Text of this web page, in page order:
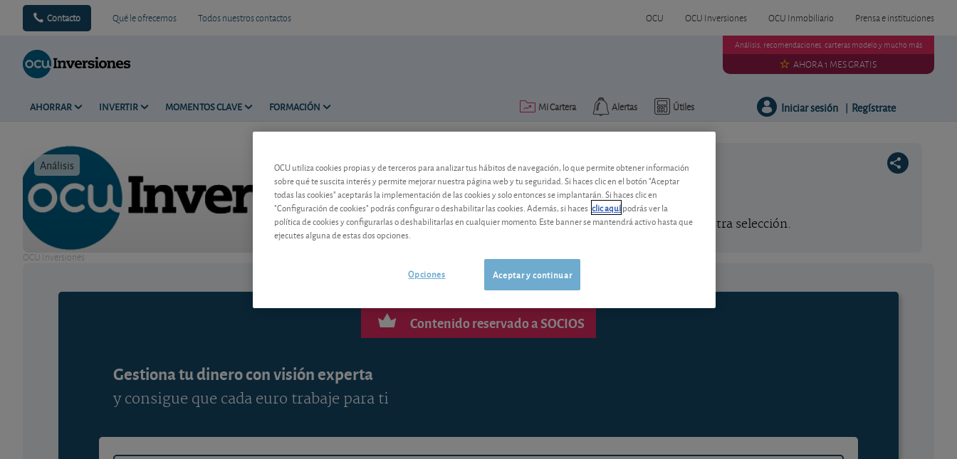
Contacto Qué le ofrecemos Todos nuestros contactos OCU OCU Inversiones OCU Inmobiliario Prensa e instituciones
AHORRAR INVERTIR MOMENTOS CLAVE FORMACIÓN Útiles
Alertas
Mi Cartera
Análisis, recomendaciones, carteras modelo y mucho más
AHORA 1 MES GRATIS
Iniciar sesión | Regístrate
Análisis Tiempo de lectura: 4 min.
OCU Inversiones
Noticias breves
Actualidad bursátil de algunas de las acciones de nuestra selección.
Contenido reservado a SOCIOS
Gestiona tu dinero con visión experta
y consigue que cada euro trabaje para ti
OCU utiliza cookies propias y de terceros para analizar tus hábitos de navegación, lo que permite obtener información
sobre qué te suscita interés y permite mejorar nuestra página web y tu seguridad. Si haces clic en el botón "Aceptar
todas las cookies" aceptarás la implementación de las cookies y solo entonces se implantarán. Si haces clic en
"Configuración de cookies" podrás configurar o deshabilitar las cookies. Además, si haces clic aquípodrás ver la
política de cookies y configurarlas o deshabilitarlas en cualquier momento. Este banner se mantendrá activo hasta que
ejecutes alguna de estas dos opciones.
Aceptar y continuar
Opciones